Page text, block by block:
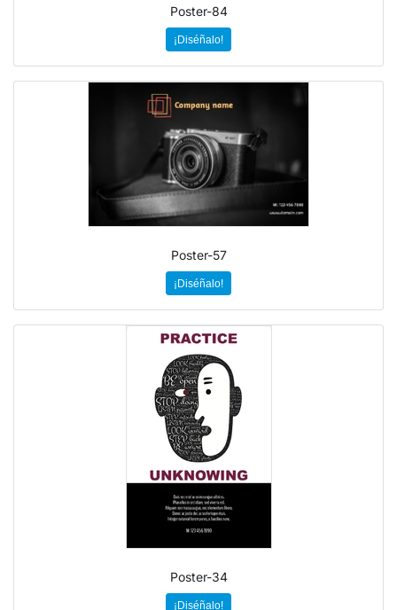
Poster-84
¡Diséñalo!
Poster-57
¡Diséñalo!
Poster-34
¡Diséñalo!